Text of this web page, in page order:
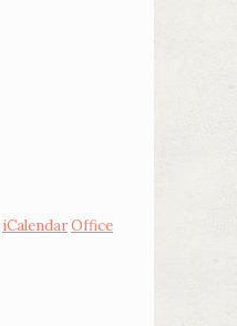
iCalendarOffice